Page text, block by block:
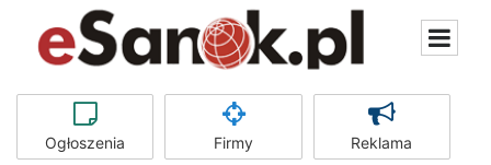
Ogłoszenia Firmy Reklama